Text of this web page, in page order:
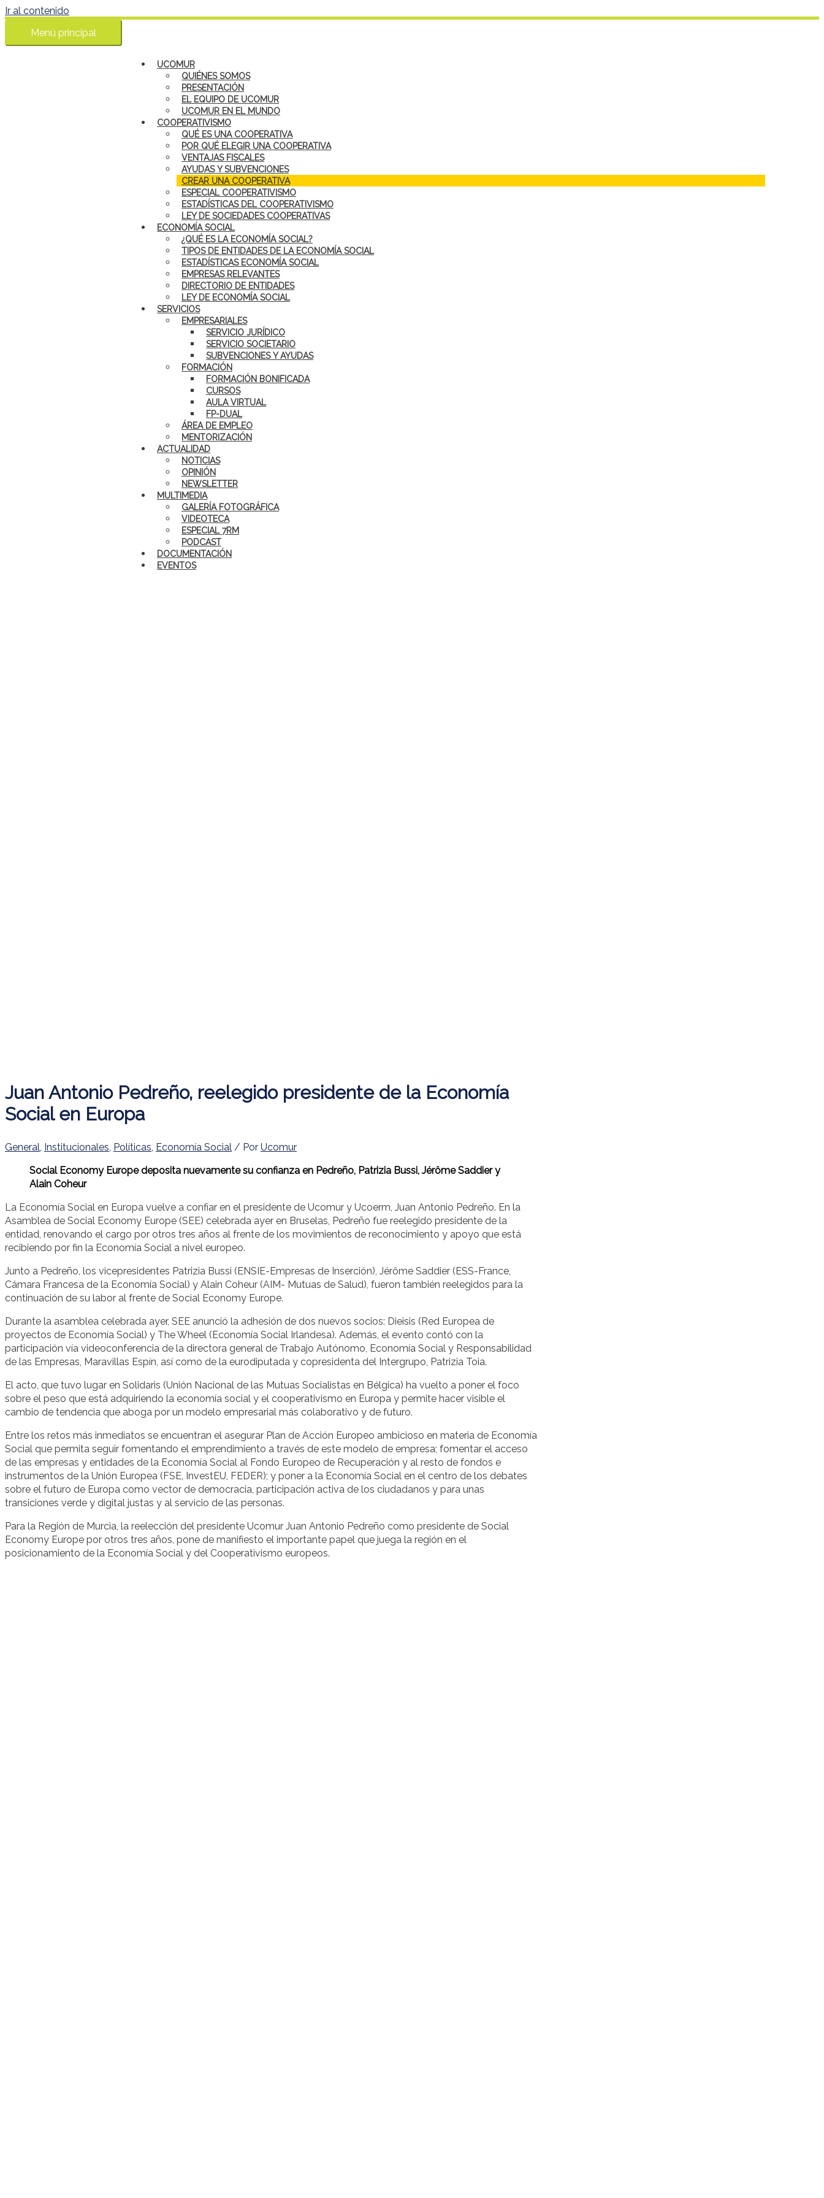
Ir al contenido
Menú principal
UCOMUR
QUIÉNES SOMOS
PRESENTACIÓN
EL EQUIPO DE UCOMUR
UCOMUR EN EL MUNDO
COOPERATIVISMO
QUÉ ES UNA COOPERATIVA
POR QUÉ ELEGIR UNA COOPERATIVA
VENTAJAS FISCALES
AYUDAS Y SUBVENCIONES
CREAR UNA COOPERATIVA
ESPECIAL COOPERATIVISMO
ESTADÍSTICAS DEL COOPERATIVISMO
LEY DE SOCIEDADES COOPERATIVAS
ECONOMÍA SOCIAL
¿QUÉ ES LA ECONOMÍA SOCIAL?
TIPOS DE ENTIDADES DE LA ECONOMÍA SOCIAL
ESTADÍSTICAS ECONOMÍA SOCIAL
EMPRESAS RELEVANTES
DIRECTORIO DE ENTIDADES
LEY DE ECONOMÍA SOCIAL
SERVICIOS
EMPRESARIALES
SERVICIO JURÍDICO
SERVICIO SOCIETARIO
SUBVENCIONES Y AYUDAS
FORMACIÓN
FORMACIÓN BONIFICADA
CURSOS
AULA VIRTUAL
FP-DUAL
ÁREA DE EMPLEO
MENTORIZACIÓN
ACTUALIDAD
NOTICIAS
OPINIÓN
NEWSLETTER
MULTIMEDIA
GALERÍA FOTOGRÁFICA
VIDEOTECA
ESPECIAL 7RM
PODCAST
DOCUMENTACIÓN
EVENTOS
Juan Antonio Pedreño, reelegido presidente de la Economía
Social en Europa
General Institucionales Políticas Economía Social / Por Ucomur
Social Economy Europe deposita nuevamente su confianza en Pedreño, Patrizia Bussi, Jérôme Saddier y
Alain Coheur
La Economía Social en Europa vuelve a confiar en el presidente de Ucomur y Ucoerm, Juan Antonio Pedreño. En la
Asamblea de Social Economy Europe (SEE) celebrada ayer en Bruselas, Pedreño fue reelegido presidente de la
entidad, renovando el cargo por otros tres años al frente de los movimientos de reconocimiento y apoyo que está
recibiendo por fin la Economía Social a nivel europeo.
Junto a Pedreño, los vicepresidentes Patrizia Bussi (ENSIE-Empresas de Inserción), Jérôme Saddier (ESS-France,
Cámara Francesa de la Economía Social) y Alain Coheur (AIM- Mutuas de Salud), fueron también reelegidos para la
continuación de su labor al frente de Social Economy Europe.
Durante la asamblea celebrada ayer, SEE anunció la adhesión de dos nuevos socios: Dieisis (Red Europea de
proyectos de Economía Social) y The Wheel (Economía Social Irlandesa). Además, el evento contó con la
participación vía videoconferencia de la directora general de Trabajo Autónomo, Economía Social y Responsabilidad
de las Empresas, Maravillas Espín, así como de la eurodiputada y copresidenta del Intergrupo, Patrizia Toia.
El acto, que tuvo lugar en Solidaris (Unión Nacional de las Mutuas Socialistas en Bélgica) ha vuelto a poner el foco
sobre el peso que está adquiriendo la economía social y el cooperativismo en Europa y permite hacer visible el
cambio de tendencia que aboga por un modelo empresarial más colaborativo y de futuro.
Entre los retos más inmediatos se encuentran el asegurar Plan de Acción Europeo ambicioso en materia de Economía
Social que permita seguir fomentando el emprendimiento a través de este modelo de empresa; fomentar el acceso
de las empresas y entidades de la Economía Social al Fondo Europeo de Recuperación y al resto de fondos e
instrumentos de la Unión Europea (FSE, InvestEU, FEDER); y poner a la Economía Social en el centro de los debates
sobre el futuro de Europa como vector de democracia, participación activa de los ciudadanos y para unas
transiciones verde y digital justas y al servicio de las personas.
Para la Región de Murcia, la reelección del presidente Ucomur Juan Antonio Pedreño como presidente de Social
Economy Europe por otros tres años, pone de manifiesto el importante papel que juega la región en el
posicionamiento de la Economía Social y del Cooperativismo europeos.